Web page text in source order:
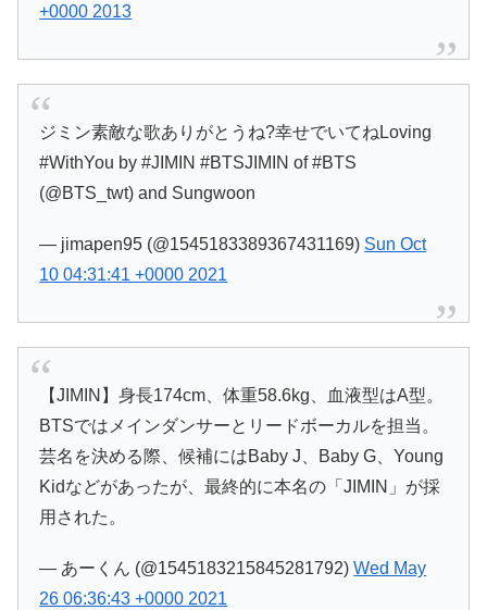
+0000 2013
ジミン素敵な歌ありがとうね?幸せでいてねLoving
#WithYou by #JIMIN #BTSJIMIN of #BTS
(@BTS_twt) and Sungwoon
— jimapen95 (@1545183389367431169) Sun Oct
10 04:31:41 +0000 2021
【JIMIN】身長174cm、体重58.6kg、血液型はA型。
BTSではメインダンサーとリードボーカルを担当。
芸名を決める際、候補にはBaby J、Baby G、Young
Kidなどがあったが、最終的に本名の「JIMIN」が採
用された。
— あーくん (@1545183215845281792)Wed May
26 06:36:43 +0000 2021